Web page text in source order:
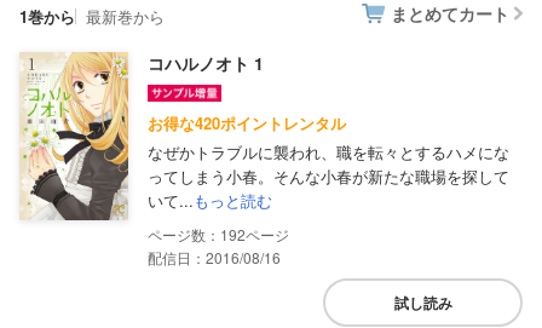
1巻から 最新巻から まとめてカート
コハルノオト 1
お得な420ポイントレンタル
なぜかトラブルに襲われ、職を転々とするハメにな
ってしまう小春。そんな小春が新たな職場を探して
いて...もっと読む
192
配信日：2016/08/16
試し読み